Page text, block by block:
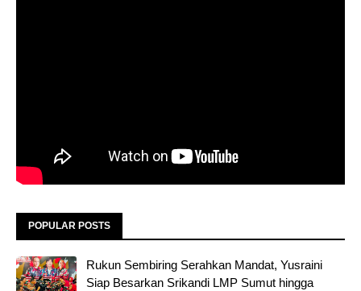
POPULAR POSTS
Rukun Sembiring Serahkan Mandat, Yusraini
Siap Besarkan Srikandi LMP Sumut hingga